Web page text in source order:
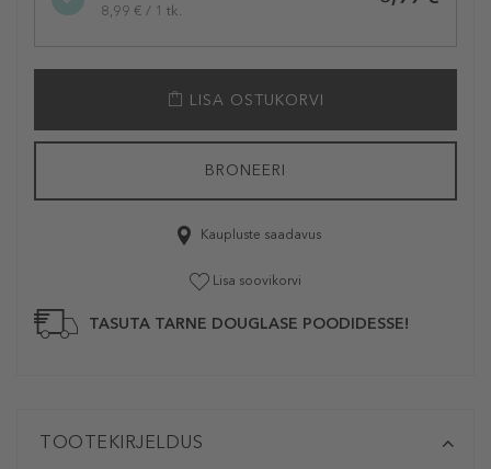
8,99 € / 1 tk.
LISA OSTUKORVI
BRONEERI
Kaupluste saadavus
Lisa soovikorvi
TASUTA TARNE DOUGLASE POODIDESSE!
TOOTEKIRJELDUS